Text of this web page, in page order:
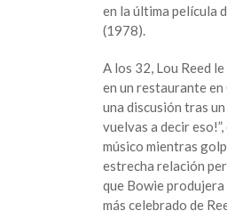
en la última película
(1978).
A los 32, Lou Reed
en un restaurante
una discusión tras
vuelvas a decir
músico mientras
estrecha relación
que Bowie
más celebrado de